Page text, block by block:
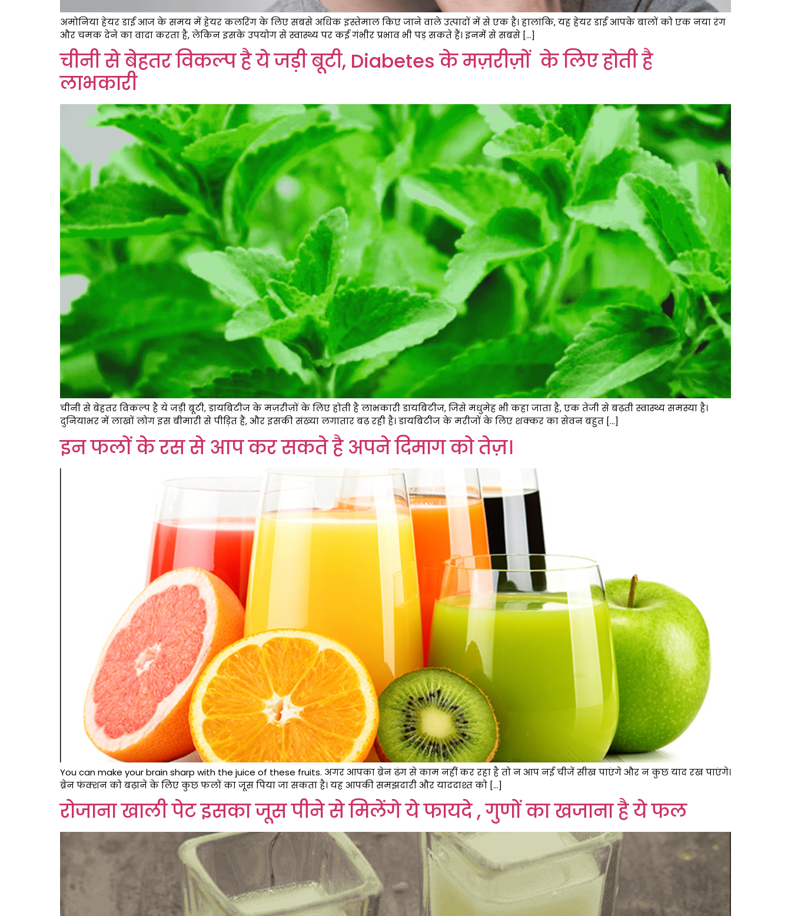
अमोनिया हेयर डाई आज के समय में हेयर कलरिंग के लिए सबसे अधिक इस्तेमाल किए जाने वाले उत्पादों में से एक है। हालांकि, यह हेयर डाई आपके बालों को एक नया रंग
और चमक देने का वादा करता है, लेकिन इसके उपयोग से स्वास्थ्य पर कई गंभीर प्रभाव भी पड़ सकते हैं। इनमें से सबसे […]
चीनी से बेहतर विकल्प है ये जड़ी बूटी, Diabetes के मज़रीज़ों के लिए होती है
लाभकारी
चीनी से बेहतर विकल्प है ये जड़ी बूटी, डायबिटीज के मज़रीज़ों के लिए होती है लाभकारी डायबिटीज, जिसे मधुमेह भी कहा जाता है, एक तेजी से बढ़ती स्वास्थ्य समस्या है।
दुनियाभर में लाखों लोग इस बीमारी से पीड़ित हैं, और इसकी संख्या लगातार बढ़ रही है। डायबिटीज के मरीजों के लिए शक्कर का सेवन बहुत […]
इन फलों के रस से आप कर सकते है अपने दिमाग को तेज़।
You can make your brain sharp with the juice of these fruits. अगर आपका ब्रेन ढंग से काम नहीं कर रहा है तो न आप नई चीजें सीख पाएंगे और न कुछ याद रख पाएंगे।
ब्रेन फंक्शन को बढ़ाने के लिए कुछ फलों का जूस पिया जा सकता है। यह आपकी समझदारी और याददाश्त को […]
रोजाना खाली पेट इसका जूस पीने से मिलेंगे ये फायदे , गुणों का खजाना है ये फल